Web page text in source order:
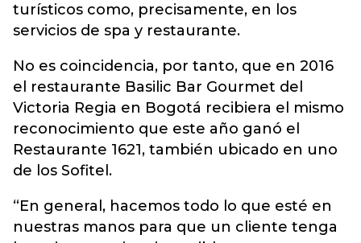
turísticos como, precisamente, en los
servicios de spa y restaurante.
No es coincidencia, por tanto, que en 2016
el restaurante Basilic Bar Gourmet del
Victoria Regia en Bogotá recibiera el mismo
reconocimiento que este año ganó el
Restaurante 1621, también ubicado en uno
de los Sofitel.
“En general, hacemos todo lo que esté en
nuestras manos para que un cliente tenga